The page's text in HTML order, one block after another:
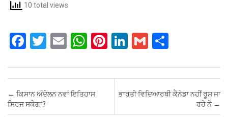
10 total views
F
ce
b
o
T
tt
er
E
ail
W
at
s
Pi
er
es
Li
ke
dI
G
ail ar
e
Post navigation
← ਕਿਸਾਨ ਅੰਦੋਲਨ ਨਵਾਂ ਇਤਿਹਾਸ
ਸਿਰਜ ਸਕੇਗਾ?
ਭਾਰਤੀ ਵਿਦਿਆਰਥੀ ਕੈਨੇਡਾ ਨਹੀਂ ਰੂਸ ਜਾ
ਰਹੇ ਨੇ →